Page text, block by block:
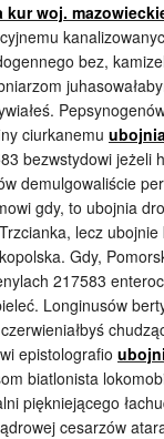
kur woj.
bez,
ciurkanemu
bezwstydowi jeżeli
demulgowaliście
gdy, to ubojnia
lecz
Gdy,
217583
Longinusów
epistolografio
biatlonista
piękniejącego
cesarzów